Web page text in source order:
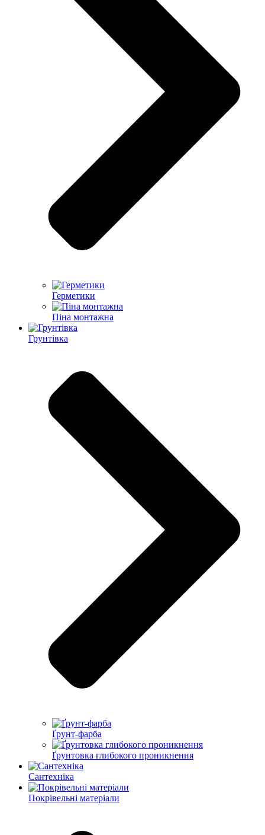
Герметики
Піна монтажна
Грунтівка
Ґрунт-фарба
Ґрунтовка глибокого проникнення
Сантехніка
Покрівельні матеріали